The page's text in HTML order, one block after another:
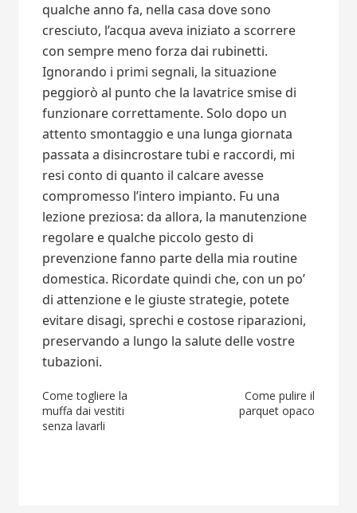
qualche anno fa, nella casa dove sono
cresciuto, l’acqua aveva iniziato a scorrere
con sempre meno forza dai rubinetti.
Ignorando i primi segnali, la situazione
peggiorò al punto che la lavatrice smise di
funzionare correttamente. Solo dopo un
attento smontaggio e una lunga giornata
passata a disincrostare tubi e raccordi, mi
resi conto di quanto il calcare avesse
compromesso l’intero impianto. Fu una
lezione preziosa: da allora, la manutenzione
regolare e qualche piccolo gesto di
prevenzione fanno parte della mia routine
domestica. Ricordate quindi che, con un po’
di attenzione e le giuste strategie, potete
evitare disagi, sprechi e costose riparazioni,
preservando a lungo la salute delle vostre
tubazioni.
Navigazione
articoli
Come togliere la
muffa dai vestiti
senza lavarli
Come pulire il
parquet opaco